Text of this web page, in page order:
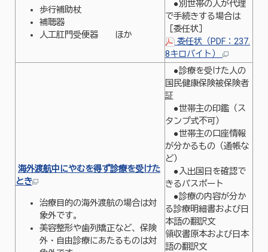
歩行補助杖
補聴器
人工肛門受便器 ほか
●別世帯の人が代理
で手続きする場合は
［委任状］
委任状（PDF：237.
8キロバイト）
海外渡航中にやむを得ず診療を受けた
とき
治療目的の海外渡航の場合は対
象外です。
美容整形や歯列矯正など、保険
外・自由診療にあたるものは対
●診療を受けた人の
国民健康保険被保険者
証
●世帯主の印鑑（ス
タンプ式不可）
●世帯主の口座情報
が分かるもの（通帳な
ど）
●入出国日を確認で
きるパスポート
●診療の内容が分か
る診療明細書および日
本語の翻訳文
領収書原本および日本
語の翻訳文